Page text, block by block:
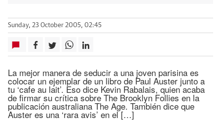
Sunday, 23 October 2005, 02:45
La mejor manera de seducir a una joven parisina es
colocar un ejemplar de un libro de Paul Auster junto a
tu ‘cafe au lait’. Eso dice Kevin Rabalais, quien acaba
de firmar su crítica sobre The Brooklyn Follies en la
publicación australiana The Age. También dice que
Auster es una ‘rara avis’ en el […]